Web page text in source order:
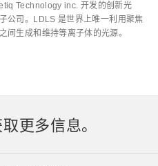
Technology inc. 开发的创新光
公司。LDLS 是世界上唯一利用聚焦
间生成和维持等离子体的光源。
更多信息。